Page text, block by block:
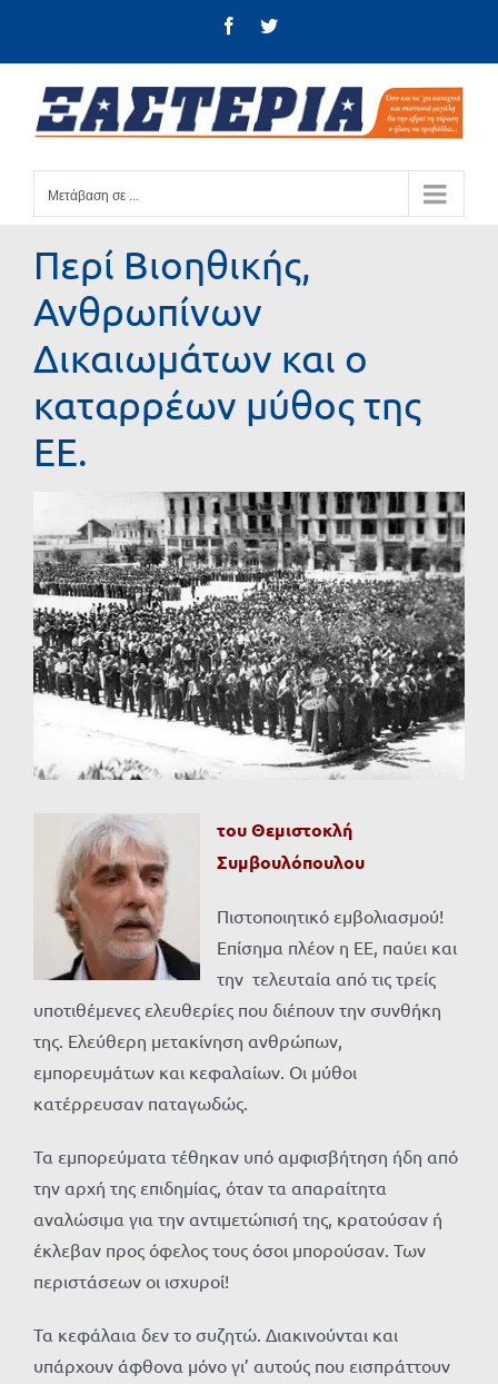
FacebookTwitter
Μετάβαση σε ...
Περί Βιοηθικής,
Ανθρωπίνων
Δικαιωμάτων και ο
καταρρέων μύθος της
ΕΕ.
μεγαλύτερης
εικόνας
του Θεμιστοκλή
Συμβουλόπουλου
Πιστοποιητικό εμβολιασμού!
Επίσημα πλέον η ΕΕ, παύει και
την τελευταία από τις τρείς
υποτιθέμενες ελευθερίες που διέπουν την συνθήκη
της. Ελεύθερη μετακίνηση ανθρώπων,
εμπορευμάτων και κεφαλαίων. Οι μύθοι
κατέρρευσαν παταγωδώς.
Τα εμπορεύματα τέθηκαν υπό αμφισβήτηση ήδη από
την αρχή της επιδημίας, όταν τα απαραίτητα
αναλώσιμα για την αντιμετώπισή της, κρατούσαν ή
έκλεβαν προς όφελος τους όσοι μπορούσαν. Των
περιστάσεων οι ισχυροί!
Τα κεφάλαια δεν το συζητώ. Διακινούνται και
υπάρχουν άφθονα μόνο γι’ αυτούς που εισπράττουν